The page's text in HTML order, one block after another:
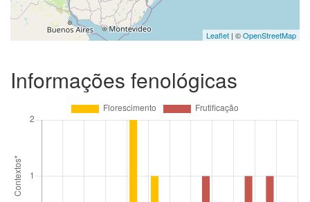
Leaflet | ©OpenStreetMap
Informações fenológicas